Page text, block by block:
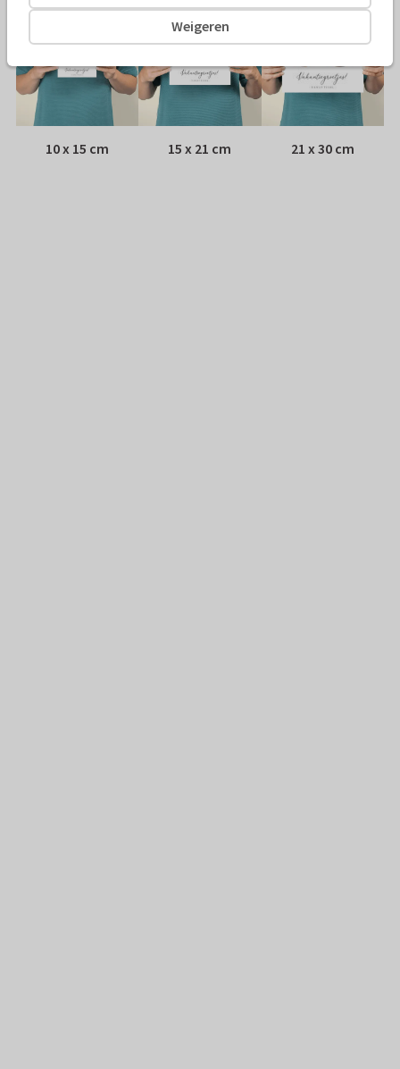
10 x 15 cm 15 x 21 cm 21 x 30 cm
Weigeren